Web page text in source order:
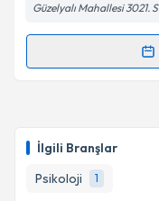
İlgili Branşlar
Psikoloji
1
Kişisel
Metni'ni
Güzelyalı Mahallesi 3021.
Randevu
için bir takvim
bilgilendireceğiz.